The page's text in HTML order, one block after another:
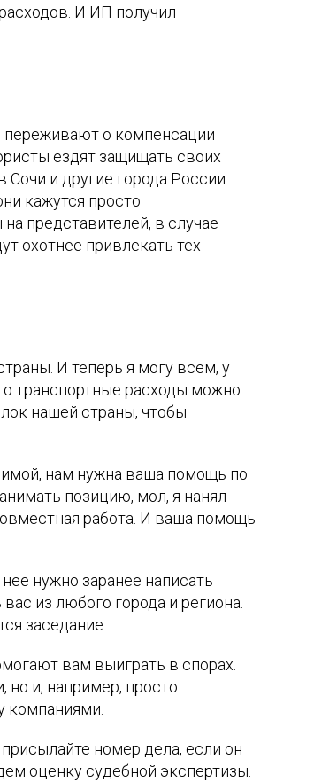
И ИП получил
переживают о компенсации
ездят защищать своих
и другие города России.
кажутся просто
представителей, в случае
охотнее привлекать тех
И теперь я могу всем, у
транспортные расходы можно
нашей страны, чтобы
нам нужна ваша помощь по
позицию, мол, я нанял
работа. И ваша помощь
нужно заранее написать
из любого города и региона.
заседание.
вам выиграть в спорах.
но и, например, просто
компаниями.
номер дела, если он
оценку судебной экспертизы.